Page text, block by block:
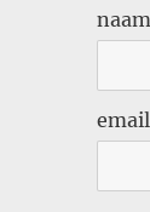
naam